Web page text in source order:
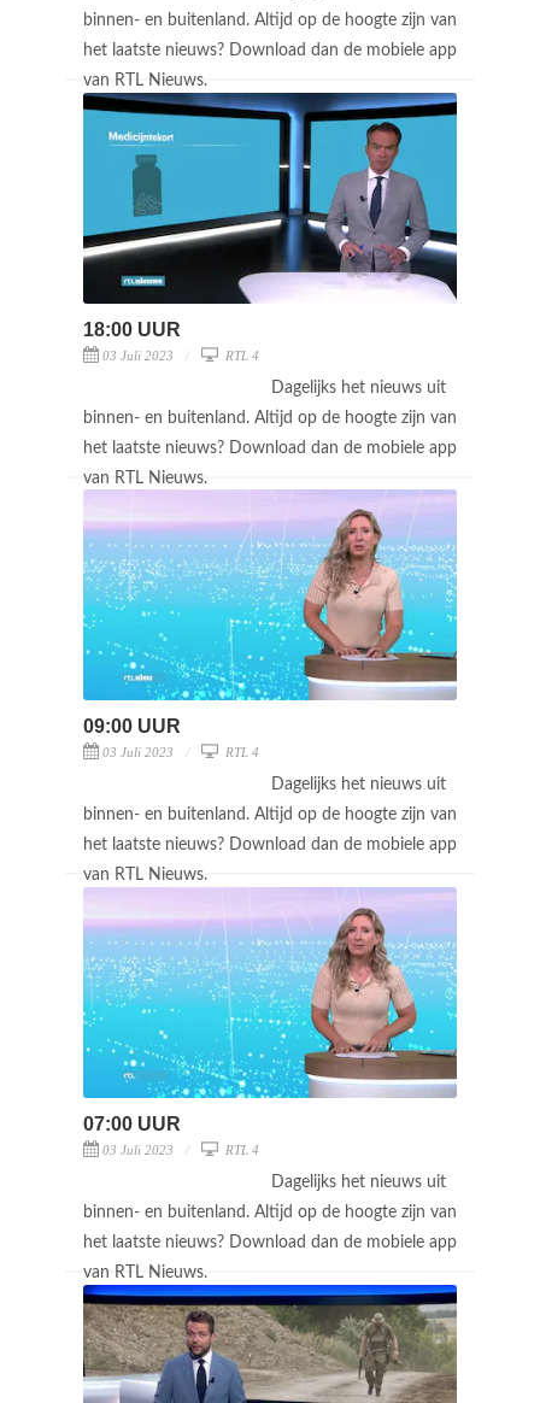
binnen- en buitenland. Altijd op de hoogte zijn van
het laatste nieuws? Download dan de mobiele app
van RTL Nieuws.
18:00 UUR
03 Juli 2023 RTL 4
Dagelijks het nieuws uit
binnen- en buitenland. Altijd op de hoogte zijn van
het laatste nieuws? Download dan de mobiele app
van RTL Nieuws.
09:00 UUR
03 Juli 2023 RTL 4
Dagelijks het nieuws uit
binnen- en buitenland. Altijd op de hoogte zijn van
het laatste nieuws? Download dan de mobiele app
van RTL Nieuws.
07:00 UUR
03 Juli 2023 RTL 4
Dagelijks het nieuws uit
binnen- en buitenland. Altijd op de hoogte zijn van
het laatste nieuws? Download dan de mobiele app
van RTL Nieuws.